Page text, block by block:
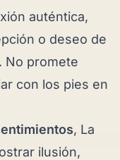
auténtica,
o deseo de
No promete
con los pies en
, La
ilusión,